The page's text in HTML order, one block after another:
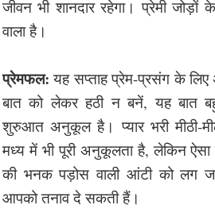
जीवन भी शानदार रहेगा। प्रेमी जोड़ों
वाला है।
प्रेमफल:यह सप्ताह प्रेम-प्रसंग के
बात को लेकर हठी न बनें, यह बात
शुरुआत अनुकूल है। प्यार भरी मीठी-
मध्य में भी पूरी अनुकूलता है, लेकिन
की भनक पड़ोस वाली आंटी को लग
आपको तनाव दे सकती हैं।